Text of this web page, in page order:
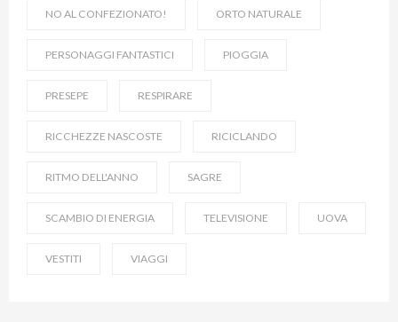
NO AL CONFEZIONATO! ORTO NATURALE
PERSONAGGI FANTASTICI PIOGGIA
PRESEPE RESPIRARE
RICCHEZZE NASCOSTE RICICLANDO
RITMO DELL'ANNO SAGRE
SCAMBIO DI ENERGIA TELEVISIONE UOVA
VESTITI VIAGGI